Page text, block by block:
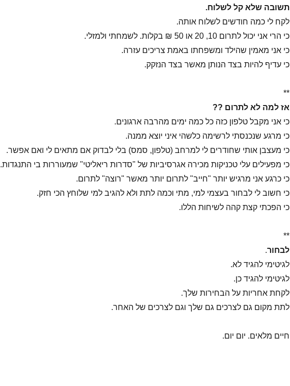
תשובה שלא קל לשלוח.
לקח לי כמה חודשים לשלוח אותה.
כי הרי אני יכול לתרום 10, 20 או 50 ₪ בקלות. לשמחתי ולמזלי.
כי אני מאמין שהילד ומשפחתו באמת צריכים עזרה.
כי עדיף להיות בצד הנותן מאשר בצד הנזקק.
**
אז למה לא לתרום ??
כי אני מקבל טלפון כזה כל כמה ימים מהרבה ארגונים.
כי מרגע שנכנסתי לרשימה כלשהי איני יוצא ממנה.
כי מעצבן אותי שחודרים לי למרחב (טלפון, סמס) בלי לבדוק אם מתאים לי ואם אפשר.
כי מפעילים עלי טכניקות מכירה אגרסיביות של "סדרות ריאליטי" שמעוררות בי התנגדות.
כי כרגע אני מרגיש יותר "חייב" לתרום יותר מאשר "רוצה" לתרום.
כי חשוב לי לבחור בעצמי למי, מתי וכמה לתת ולא להגיב למי שלוחץ הכי חזק.
כי הפכתי קצת קהה לשיחות הללו.
**
לבחור.
לגיטימי להגיד לא.
לגיטימי להגיד כן.
לקחת אחריות על הבחירות שלך.
לתת מקום גם לצרכים גם שלך וגם לצרכים של האחר.
חיים מלאים. יום יום.